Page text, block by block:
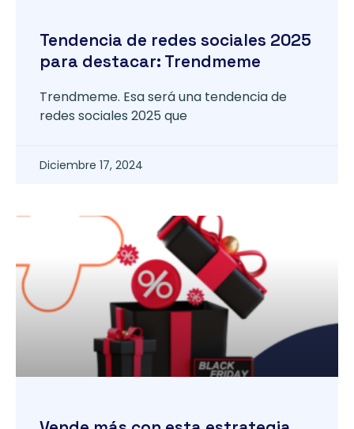
Tendencia de redes sociales 2025
para destacar: Trendmeme
Trendmeme. Esa será una tendencia de
redes sociales 2025 que
Diciembre 17, 2024